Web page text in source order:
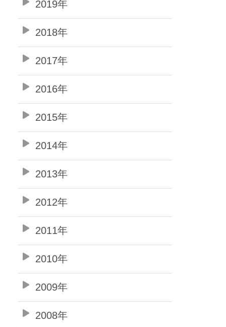
2019年
2018年
2017年
2016年
2015年
2014年
2013年
2012年
2011年
2010年
2009年
2008年